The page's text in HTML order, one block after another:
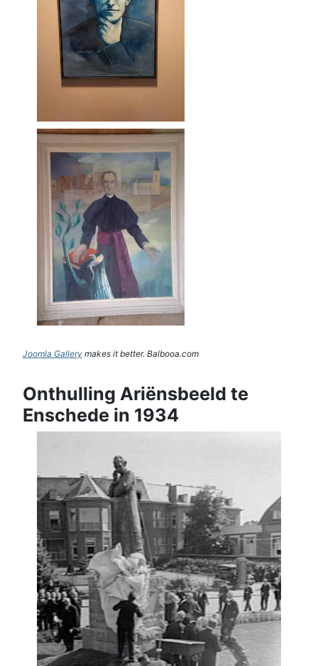
Joomla Gallery makes it better. Balbooa.com
Onthulling Ariënsbeeld te
Enschede in 1934